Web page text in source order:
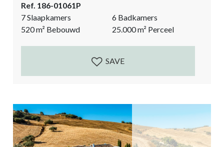
van een luxe boerderij leven: wijn maken in je eigen
huis en genieten van je nieuwe levensstijl vanaf je
andalusische binnenplaats! Momenteel is het een
zeer succesvol bedrijf met wijnproeverijen voor
internationale gasten....
Ref. 186-01061P
7 Slaapkamers
6 Badkamers
520m² Bebouwd 25.000m² Perceel
SAVE